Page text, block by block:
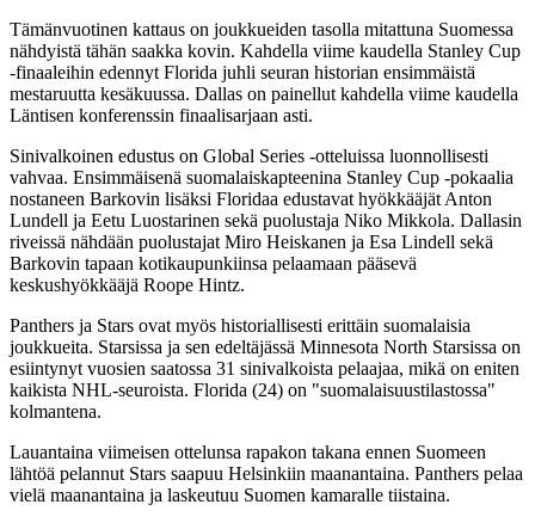
Tämänvuotinen kattaus on joukkueiden tasolla mitattuna Suomessa
nähdyistä tähän saakka kovin. Kahdella viime kaudella Stanley Cup
-finaaleihin edennyt Florida juhli seuran historian ensimmäistä
mestaruutta kesäkuussa. Dallas on painellut kahdella viime kaudella
Läntisen konferenssin finaalisarjaan asti.
Sinivalkoinen edustus on Global Series -otteluissa luonnollisesti
vahvaa. Ensimmäisenä suomalaiskapteenina Stanley Cup -pokaalia
nostaneen Barkovin lisäksi Floridaa edustavat hyökkääjät Anton
Lundell ja Eetu Luostarinen sekä puolustaja Niko Mikkola. Dallasin
riveissä nähdään puolustajat Miro Heiskanen ja Esa Lindell sekä
Barkovin tapaan kotikaupunkiinsa pelaamaan pääsevä
keskushyökkääjä Roope Hintz.
Panthers ja Stars ovat myös historiallisesti erittäin suomalaisia
joukkueita. Starsissa ja sen edeltäjässä Minnesota North Starsissa on
esiintynyt vuosien saatossa 31 sinivalkoista pelaajaa, mikä on eniten
kaikista NHL-seuroista. Florida (24) on "suomalaisuustilastossa"
kolmantena.
Lauantaina viimeisen ottelunsa rapakon takana ennen Suomeen
lähtöä pelannut Stars saapuu Helsinkiin maanantaina. Panthers pelaa
vielä maanantaina ja laskeutuu Suomen kamaralle tiistaina.